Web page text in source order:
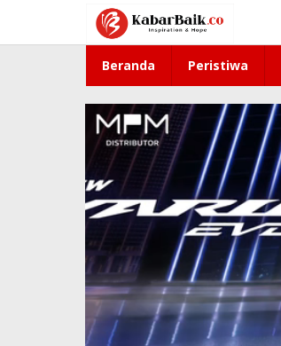
konten
Beranda Peristiwa